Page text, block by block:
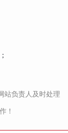
站负责人及时处理
！